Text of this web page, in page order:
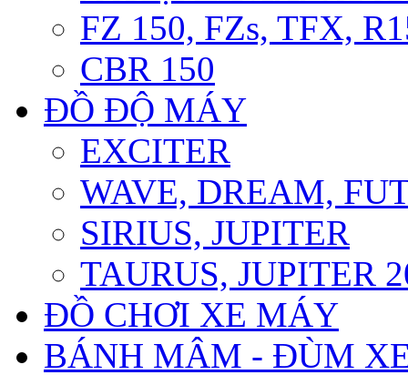
FZ 150, FZs, TFX,
CBR 150
ĐỒ ĐỘ MÁY
EXCITER
WAVE, DREAM,
SIRIUS, JUPITER
TAURUS, JUPITER
ĐỒ CHƠI XE MÁY
BÁNH MÂM - ĐÙM